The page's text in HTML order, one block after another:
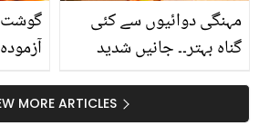
بتائے
مہنگی دوائیوں سے کئی
گناہ بہتر۔۔ جانیں شدید
کیوں کھانا چاہیے؟ MORE ARTICLES